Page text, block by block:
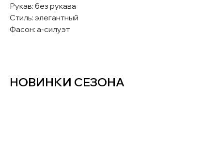
Рукав: без рукава
Стиль: элегантный
Фасон: а-силуэт
НОВИНКИ СЕЗОНА